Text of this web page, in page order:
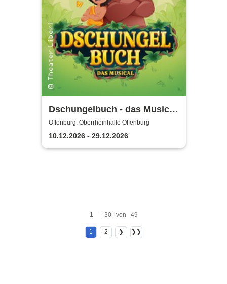
Dschungelbuch - das Musical
| Theater Liberi
Offenburg, Oberrheinhalle Offenburg
10.12.2026 - 29.12.2026
1 - 30 von 49
1 2 ❯ ❯❯